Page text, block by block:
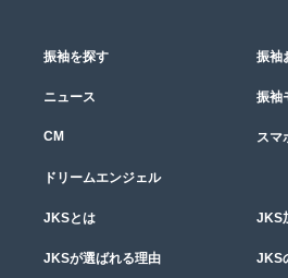
振袖を探す 振袖
ニュース 振袖
CM スマ
ドリームエンジェル
JKSとは JKS
JKSが選ばれる理由 JKS